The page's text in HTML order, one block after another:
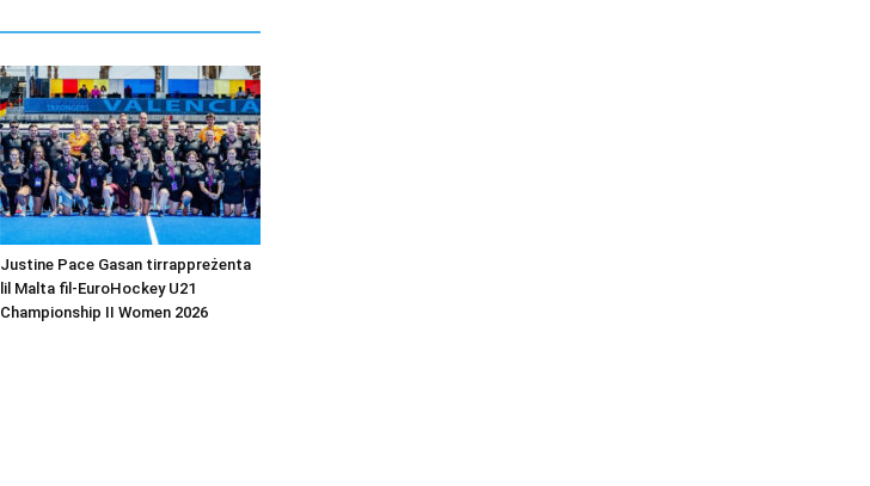
Justine Pace Gasan tirrappreżenta
lil Malta fil-EuroHockey U21
Championship II Women 2026